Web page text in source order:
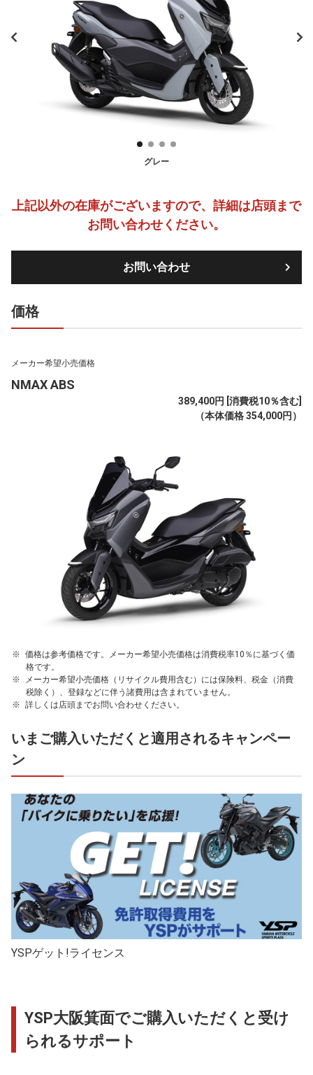
グレー
上記以外の在庫がございますので、詳細は店頭まで
お問い合わせください。
お問い合わせ
価格
メーカー希望小売価格
NMAX ABS
389,400円 [消費税10％含む]
（本体価格 354,000円）
価格は参考価格です。メーカー希望小売価格は消費税率10％に基づく価
格です。
メーカー希望小売価格（リサイクル費用含む）には保険料、税金（消費
税除く）、登録などに伴う諸費用は含まれていません。
詳しくは店頭までお問い合わせください。
いまご購入いただくと適用されるキャンペー
ン
YSPゲット!ライセンス
YSP大阪箕面でご購入いただくと受け
られるサポート